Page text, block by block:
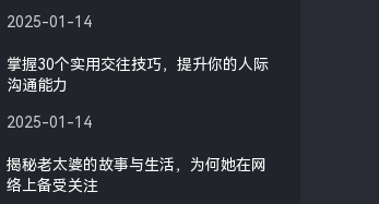
2025-01-14
掌握30个实用交往技巧，提升你的人际
沟通能力
2025-01-14
揭秘老太婆的故事与生活，为何她在网
络上备受关注